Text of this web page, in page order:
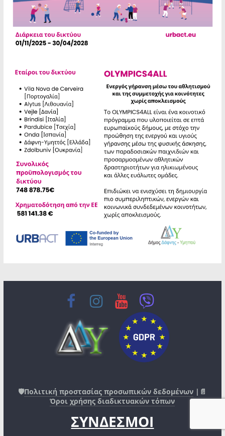
🛡️Πολιτική προστασίας προσωπικών δεδομένων |📄
Όροι χρήσης διαδικτυακών τόπων
ΣΥΝΔΕΣΜΟΙ